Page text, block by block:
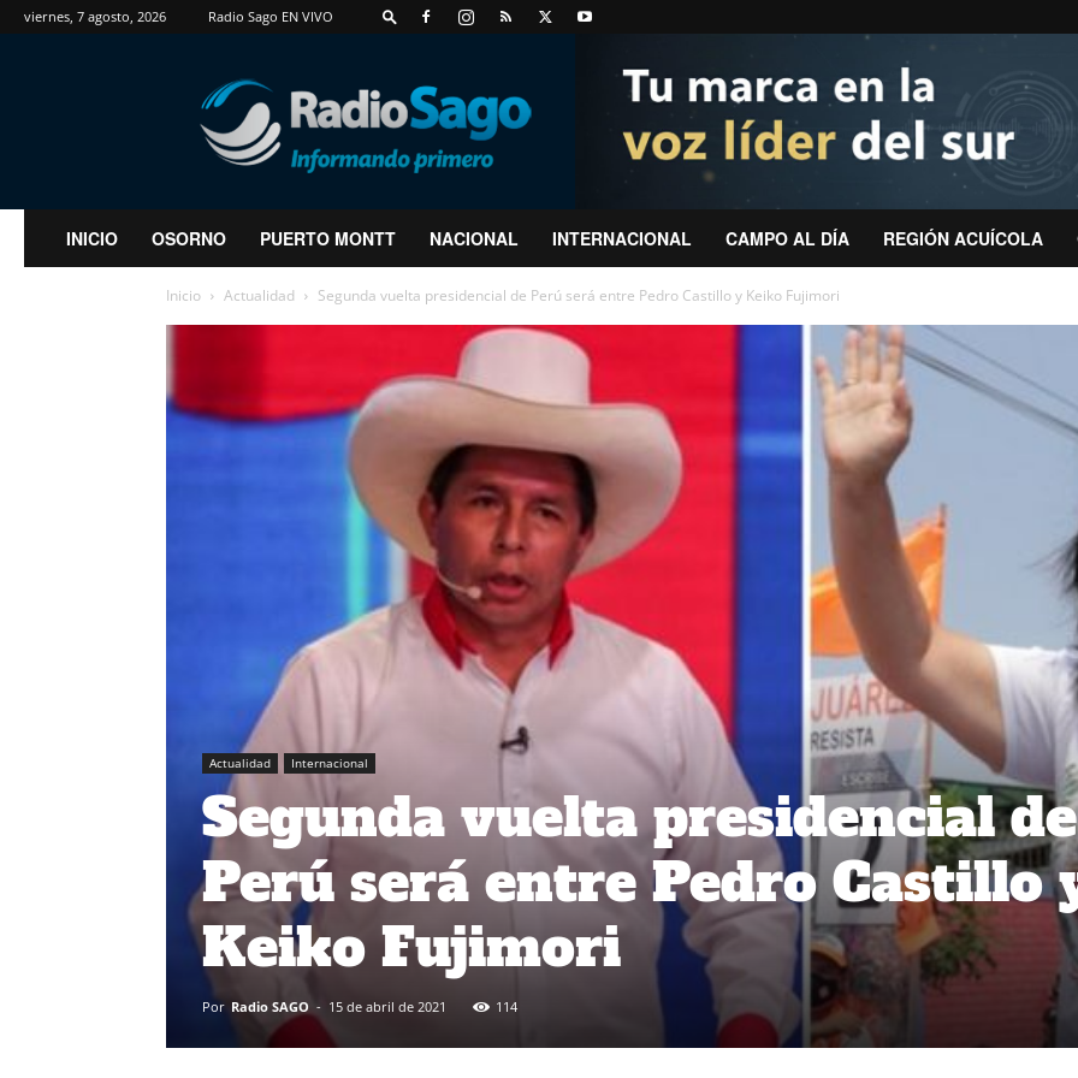
viernes, 7 agosto, 2026 Radio Sago EN VIVO
RadioSago
INICIO OSORNO PUERTO MONTT NACIONAL INTERNACIONAL CAMPO AL DÍA REGIÓN ACUÍCOLA
Inicio Actualidad Segunda vuelta presidencial de Perú será entre Pedro Castillo y Keiko Fujimori
Actualidad Internacional
Segunda vuelta presidencial de
Perú será entre Pedro Castillo
Keiko Fujimori
Por Radio SAGO - 15 de abril de 2021 114